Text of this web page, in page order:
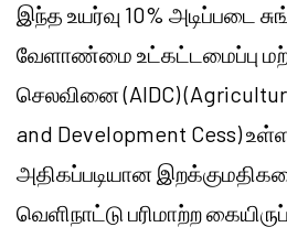
இந்த உயர்வு 10% அடிப்படை
வேளாண்மை உட்கட்டமைப்பு
செலவினை (AIDC)
and Development Cess)
அதிகப்படியான
வெளிநாட்டு பரிமாற்ற